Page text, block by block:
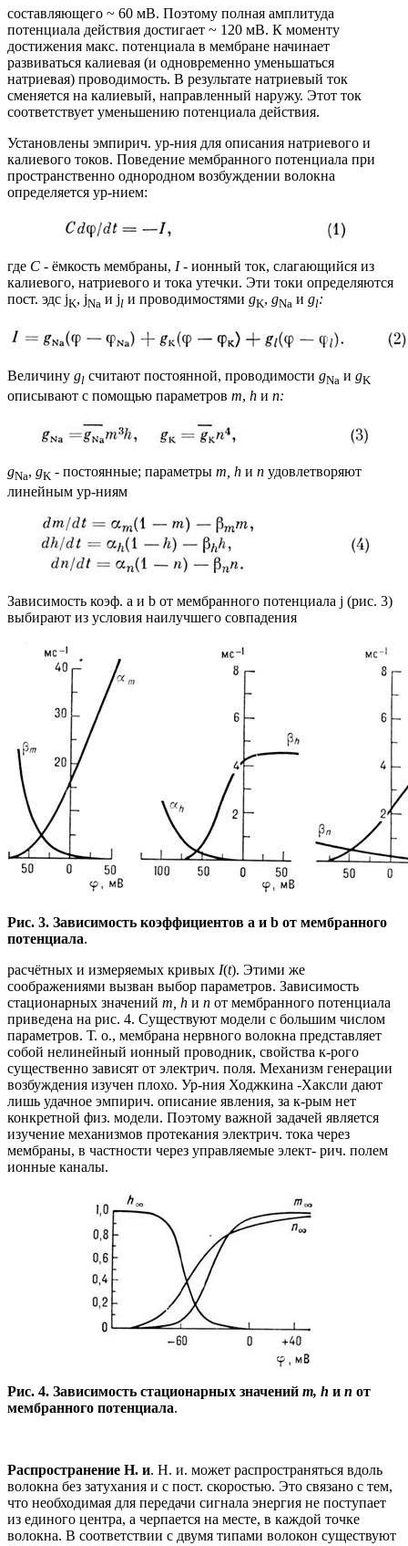
составляющего ~ 60 мВ. Поэтому полная амплитуда
потенциала действия достигает ~ 120 мВ. К моменту
достижения макс. потенциала в мембране начинает
развиваться калиевая (и одновременно уменьшаться
натриевая) проводимость. В результате натриевый ток
сменяется на калиевый, направленный наружу. Этот ток
соответствует уменьшению потенциала действия.
Установлены эмпирич. ур-ния для описания натриевого и
калиевого токов. Поведение мембранного потенциала при
пространственно однородном возбуждении волокна
определяется ур-нием:
где С - ёмкость мембраны, I- ионный ток, слагающийся из
калиевого, натриевого и тока утечки. Эти токи определяются
пост. эдс jK, jNa и jl и проводимостями gK, gNa и gl:
Величину gl считают постоянной, проводимости gNa и gK
описывают с помощью параметров m, h и п:
gNa, gK - постоянные; параметры т, h и п удовлетворяют
линейным ур-ниям
Зависимость коэф. a и b от мембранного потенциала j (рис. 3)
выбирают из условия наилучшего совпадения
Рис. 3. Зависимость коэффициентов a и b от мембранного
потенциала.
расчётных и измеряемых кривых I(t). Этими же
соображениями вызван выбор параметров. Зависимость
стационарных значений т, h и п от мембранного потенциала
приведена на рис. 4. Существуют модели с большим числом
параметров. Т. о., мембрана нервного волокна представляет
собой нелинейный ионный проводник, свойства к-рого
существенно зависят от электрич. поля. Механизм генерации
возбуждения изучен плохо. Ур-ния Ходжкина -Хаксли дают
лишь удачное эмпирич. описание явления, за к-рым нет
конкретной физ. модели. Поэтому важной задачей является
изучение механизмов протекания электрич. тока через
мембраны, в частности через управляемые элект- рич. полем
ионные каналы.
Рис. 4. Зависимость стационарных значений т, h и п от
мембранного потенциала.
Распространение Н. и. Н. и. может распространяться вдоль
волокна без затухания и с пост. скоростью. Это связано с тем,
что необходимая для передачи сигнала энергия не поступает
из единого центра, а черпается на месте, в каждой точке
волокна. В соответствии с двумя типами волокон существуют